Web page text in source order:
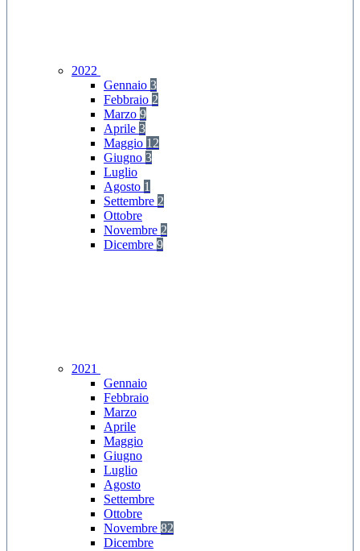
2022
Gennaio 3
Febbraio 2
Marzo 9
Aprile 3
Maggio 12
Giugno 3
Luglio
Agosto 1
Settembre 2
Ottobre
Novembre 2
Dicembre 9
2021
Gennaio
Febbraio
Marzo
Aprile
Maggio
Giugno
Luglio
Agosto
Settembre
Ottobre
Novembre 82
Dicembre